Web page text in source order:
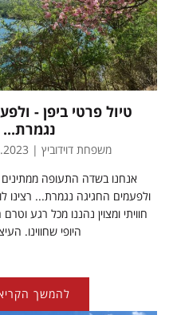
טיול פרטי ביפן -
נגמרת...
משפחת דוידוביץ | 30.04.2023 | יפן
אנחנו בשדה התעופה
ולפעמים החגיגה נגמרת... רצינו
חוויתי ומצוין נהננו מכל רגע
היופי שחווינו.
להמשך